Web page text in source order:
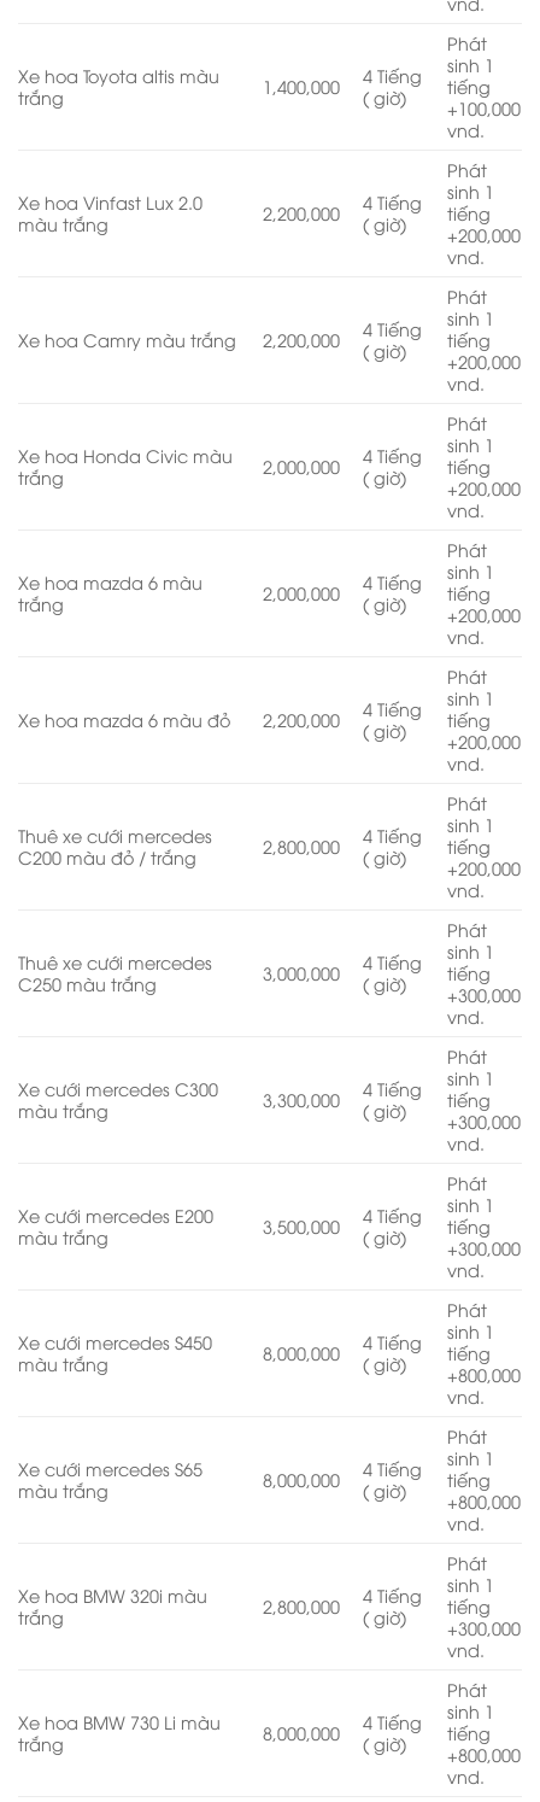
Xe hoa Toyota altis màu
trắng
1,400,000
4 Tiếng
( giờ)
Phát
sinh 1
tiếng
+100,000
vnd.
Xe hoa Vinfast Lux 2.0
màu trắng
2,200,000
4 Tiếng
( giờ)
Phát
sinh 1
tiếng
+200,000
vnd.
Xe hoa Camry màu trắng 2,200,000
4 Tiếng
( giờ)
Phát
sinh 1
tiếng
+200,000
vnd.
Xe hoa Honda Civic màu
trắng
2,000,000
4 Tiếng
( giờ)
Phát
sinh 1
tiếng
+200,000
vnd.
Xe hoa mazda 6 màu
trắng
2,000,000
4 Tiếng
( giờ)
Phát
sinh 1
tiếng
+200,000
vnd.
Xe hoa mazda 6 màu đỏ 2,200,000
4 Tiếng
( giờ)
Phát
sinh 1
tiếng
+200,000
vnd.
Thuê xe cưới mercedes
C200 màu đỏ / trắng
2,800,000
4 Tiếng
( giờ)
Phát
sinh 1
tiếng
+200,000
vnd.
Thuê xe cưới mercedes
C250 màu trắng
3,000,000
4 Tiếng
( giờ)
Phát
sinh 1
tiếng
+300,000
vnd.
Xe cưới mercedes C300
màu trắng
3,300,000
4 Tiếng
( giờ)
Phát
sinh 1
tiếng
+300,000
vnd.
Xe cưới mercedes E200
màu trắng
3,500,000
4 Tiếng
( giờ)
Phát
sinh 1
tiếng
+300,000
vnd.
Xe cưới mercedes S450
màu trắng
8,000,000
4 Tiếng
( giờ)
Phát
sinh 1
tiếng
+800,000
vnd.
Xe cưới mercedes S65
màu trắng
8,000,000
4 Tiếng
( giờ)
Phát
sinh 1
tiếng
+800,000
vnd.
Xe hoa BMW 320i màu
trắng
2,800,000
4 Tiếng
( giờ)
Phát
sinh 1
tiếng
+300,000
vnd.
Xe hoa BMW 730 Li màu
trắng
8,000,000
4 Tiếng
( giờ)
Phát
sinh 1
tiếng
+800,000
vnd.